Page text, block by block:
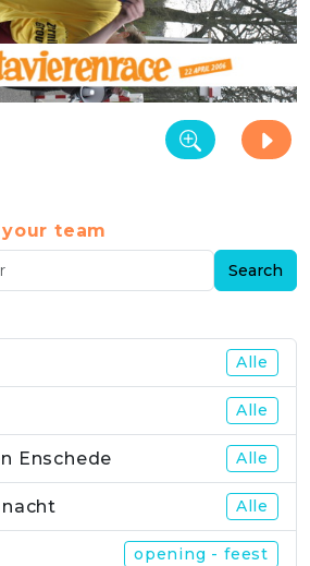
team
Search
Alle
Alle
Enschede Alle
Alle
opening - feest